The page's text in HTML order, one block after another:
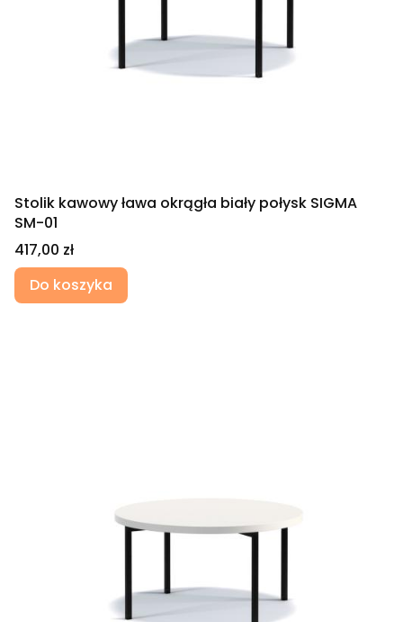
Stolik kawowy ława okrągła biały połysk SIGMA
SM-01
Cena
417,00 zł
Do koszyka